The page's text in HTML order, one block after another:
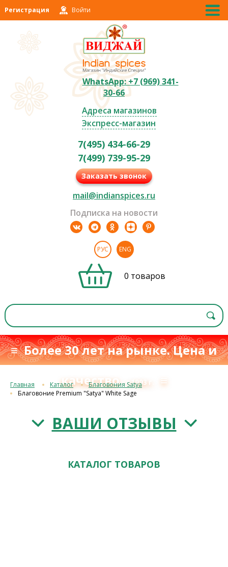
Регистрация Войти
WhatsApp: +7 (969) 341-
30-66
Адреса магазинов
Экспресс-магазин
7(495) 434-66-29
7(499) 739-95-29
Заказать звонок
mail@indianspices.ru
Подписка на новости
РУС ENG
0 товаров
≡ Более 30 лет на рынке. Цена и
качество с 1993 г. ≡
Главная Каталог
Благовония Satya
Благовоние Premium "Satya" White Sage
ВАШИ ОТЗЫВЫ
КАТАЛОГ ТОВАРОВ